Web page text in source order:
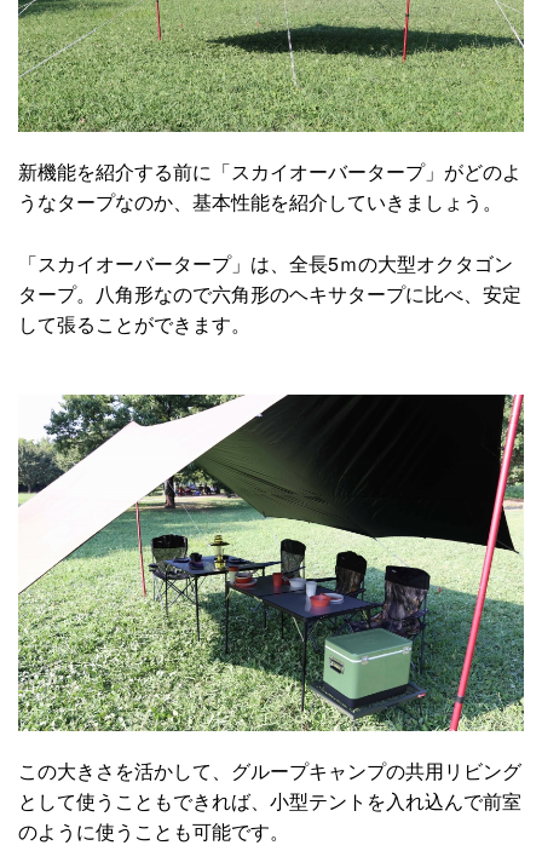
新機能を紹介する前に「スカイオーバータープ」がどのよ
うなタープなのか、基本性能を紹介していきましょう。
「スカイオーバータープ」は、全長5ｍの大型オクタゴン
タープ。八角形なので六角形のヘキサタープに比べ、安定
して張ることができます。
この大きさを活かして、グループキャンプの共用リビング
として使うこともできれば、小型テントを入れ込んで前室
のように使うことも可能です。